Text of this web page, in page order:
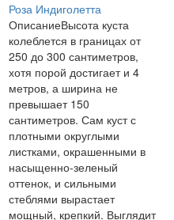
Роза Индиголетта
ОписаниеВысота куста
колеблется в границах от
250 до 300 сантиметров,
хотя порой достигает и 4
метров, а ширина не
превышает 150
сантиметров. Сам куст с
плотными округлыми
листками, окрашенными в
насыщенно-зеленый
оттенок, и сильными
стеблями вырастает
мощный, крепкий. Выглядит